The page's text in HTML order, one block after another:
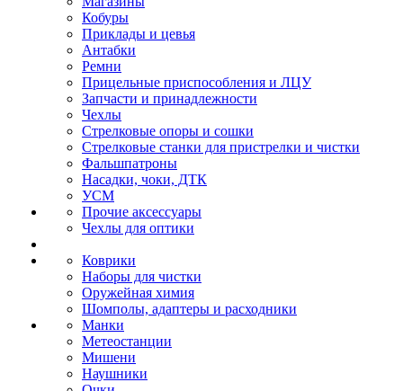
Кобуры
Приклады и цевья
Антабки
Ремни
Прицельные приспособления и ЛЦУ
Запчасти и принадлежности
Чехлы
Стрелковые опоры и сошки
Стрелковые станки для пристрелки и чистки
Фальшпатроны
Насадки, чоки, ДТК
УСМ
Прочие аксессуары
Чехлы для оптики
Коврики
Наборы для чистки
Оружейная химия
Шомполы, адаптеры и расходники
Манки
Метеостанции
Мишени
Наушники